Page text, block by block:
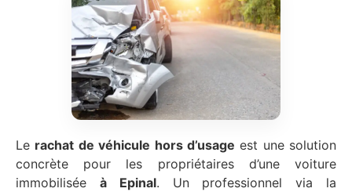
Le rachat de véhicule hors d’usage est une solution
concrète pour les propriétaires d’une voiture
immobilisée à Epinal. Un professionnel via la